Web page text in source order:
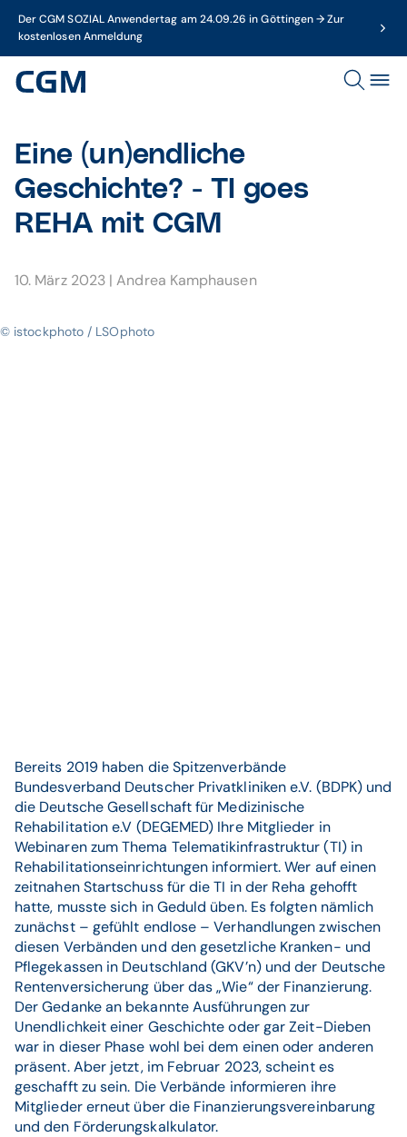
Der CGM SOZIAL Anwendertag am 24.09.26 in Göttingen → Zur
kostenlosen Anmeldung
Eine (un)endliche
Geschichte? - TI goes
REHA mit CGM
10. März 2023 |Andrea Kamphausen
© istockphoto / LSOphoto
Bereits 2019 haben die Spitzenverbände
Bundesverband Deutscher Privatkliniken e.V. (BDPK) und
die Deutsche Gesellschaft für Medizinische
Rehabilitation e.V (DEGEMED) Ihre Mitglieder in
Webinaren zum Thema Telematikinfrastruktur (TI) in
Rehabilitationseinrichtungen informiert. Wer auf einen
zeitnahen Startschuss für die TI in der Reha gehofft
hatte, musste sich in Geduld üben. Es folgten nämlich
zunächst – gefühlt endlose – Verhandlungen zwischen
diesen Verbänden und den gesetzliche Kranken- und
Pflegekassen in Deutschland (GKV’n) und der Deutsche
Rentenversicherung über das „Wie“ der Finanzierung.
Der Gedanke an bekannte Ausführungen zur
Unendlichkeit einer Geschichte oder gar Zeit-Dieben
war in dieser Phase wohl bei dem einen oder anderen
präsent. Aber jetzt, im Februar 2023, scheint es
geschafft zu sein. Die Verbände informieren ihre
Mitglieder erneut über die Finanzierungsvereinbarung
und den Förderungskalkulator.